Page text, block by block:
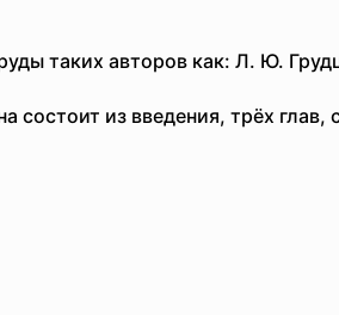
таких авторов как: Л. Ю.
из введения, трёх глав,